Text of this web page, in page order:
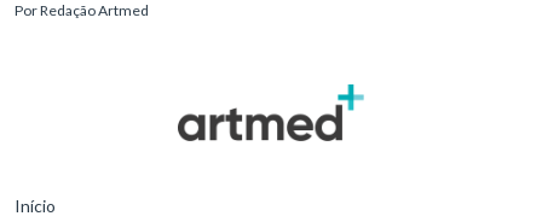
medicamentos, que muitas vezes só começam a ter efeito após a
PorRedação Artmed
Início